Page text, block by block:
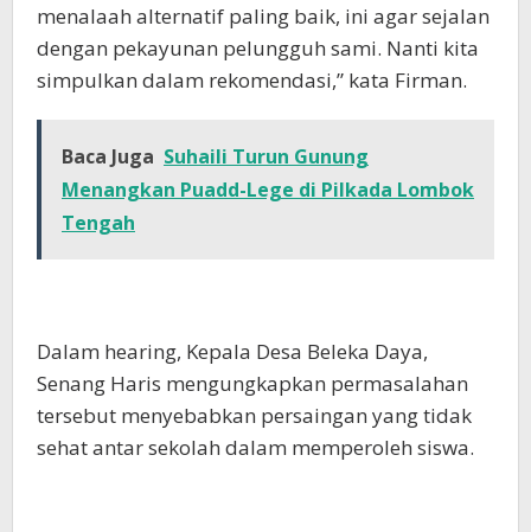
menalaah alternatif paling baik, ini agar sejalan
dengan pekayunan pelungguh sami. Nanti kita
simpulkan dalam rekomendasi,” kata Firman.
Baca Juga Suhaili Turun Gunung
Menangkan Puadd-Lege di Pilkada Lombok
Tengah
Dalam hearing, Kepala Desa Beleka Daya,
Senang Haris mengungkapkan permasalahan
tersebut menyebabkan persaingan yang tidak
sehat antar sekolah dalam memperoleh siswa.